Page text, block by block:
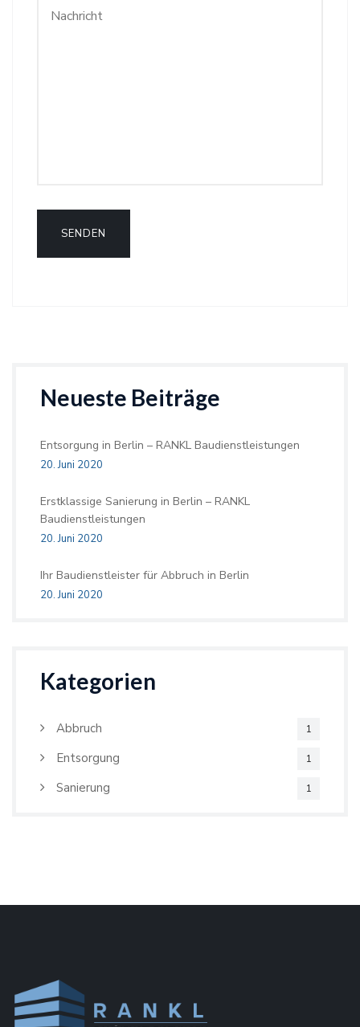
Neueste Beiträge
Entsorgung in Berlin – RANKL Baudienstleistungen
20. Juni 2020
Erstklassige Sanierung in Berlin – RANKL
Baudienstleistungen
20. Juni 2020
Ihr Baudienstleister für Abbruch in Berlin
20. Juni 2020
Kategorien
Abbruch 1
Entsorgung 1
Sanierung 1